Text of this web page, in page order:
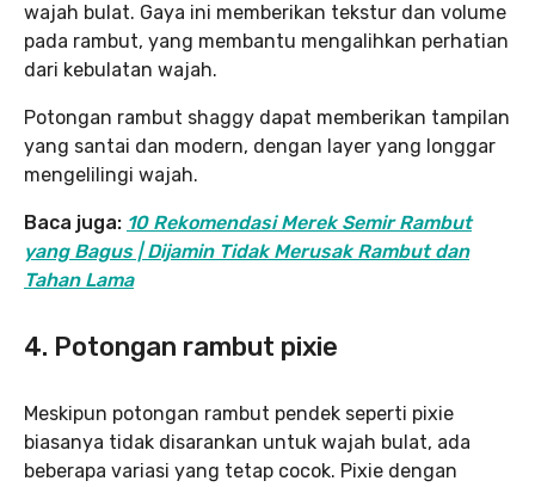
wajah bulat. Gaya ini memberikan tekstur dan volume
pada rambut, yang membantu mengalihkan perhatian
dari kebulatan wajah.
Potongan rambut shaggy dapat memberikan tampilan
yang santai dan modern, dengan layer yang longgar
mengelilingi wajah.
Baca juga: 10 Rekomendasi Merek Semir Rambut
yang Bagus | Dijamin Tidak Merusak Rambut dan
Tahan Lama
4. Potongan rambut pixie
Meskipun potongan rambut pendek seperti pixie
biasanya tidak disarankan untuk wajah bulat, ada
beberapa variasi yang tetap cocok. Pixie dengan